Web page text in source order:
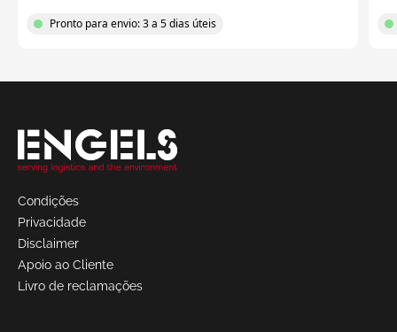
Pronto para envio: 3 a 5 dias úteis
um
Condições
Privacidade
Disclaimer
Apoio ao Cliente
Livro de reclamações